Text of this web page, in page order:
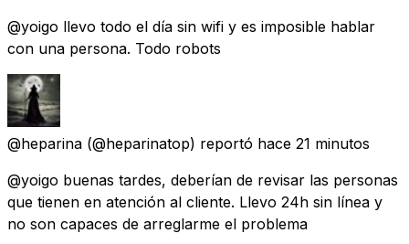
@yoigo llevo todo el día sin wifi y es imposible hablar
con una persona. Todo robots
@heparina (@heparinatop) reportó hace 21 minutos
@yoigo buenas tardes, deberían de revisar las personas
que tienen en atención al cliente. Llevo 24h sin línea y
no son capaces de arreglarme el problema